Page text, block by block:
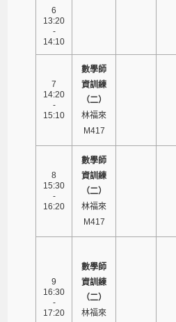
6
13:20
-
14:10
7
14:20
-
15:10
數學師
資訓練
（二）
林福來
M417
8
15:30
-
16:20
數學師
資訓練
（二）
林福來
M417
9
16:30
-
17:20
數學師
資訓練
（二）
林福來